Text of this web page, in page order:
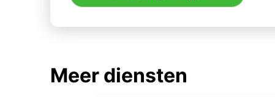
Meer diensten